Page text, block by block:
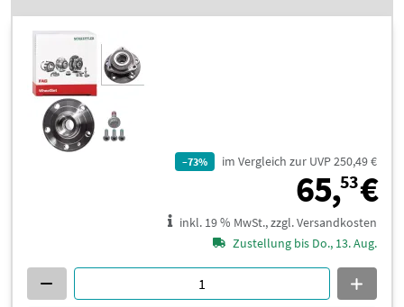
–73% im Vergleich zur UVP 250,49 €
65,53€
inkl. 19 % MwSt., zzgl. Versandkosten
Zustellung bis Do., 13. Aug.